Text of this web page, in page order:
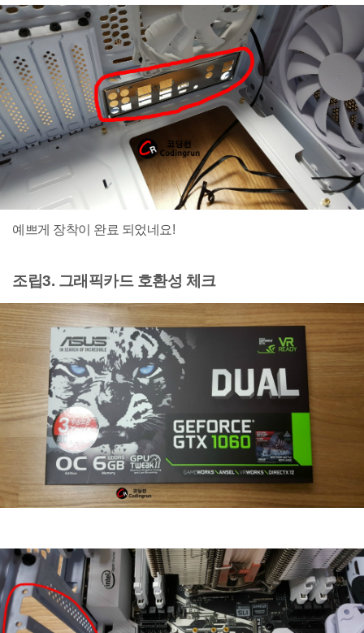
예쁘게 장착이 완료 되었네요!
조립3. 그래픽카드 호환성 체크